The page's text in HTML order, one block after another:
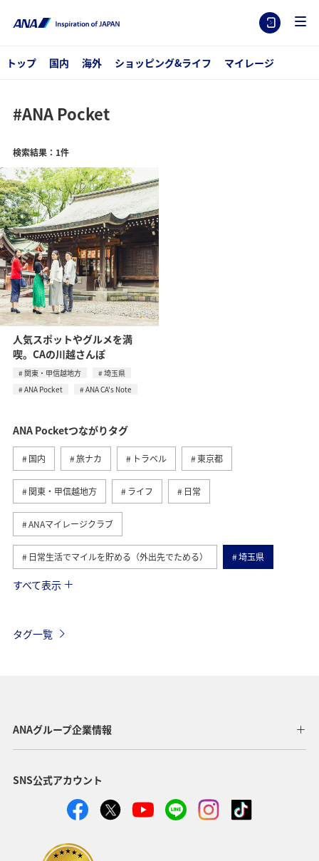
トップ 国内 海外 ショッピング&ライフ マイレージ
#ANA Pocket
検索結果：1件
人気スポットやグルメを満
喫。CAの川越さんぽ
関東・甲信越地方
埼玉県
ANA Pocket
ANA CA's Note
ANA Pocketつながりタグ
国内 旅ナカ トラベル 東京都
関東・甲信越地方 ライフ 日常
ANAマイレージクラブ
日常生活でマイルを貯める（外出先でためる） 埼玉県
旅マエ
すべて表示
タグ一覧
ANAグループ企業情報
SNS公式アカウント